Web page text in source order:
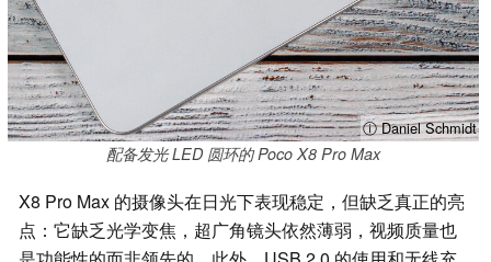
ⓘ Daniel Schmidt
配备发光 LED 圆环的 Poco X8 Pro Max
X8 Pro Max 的摄像头在日光下表现稳定，但缺乏真正的亮
点：它缺乏光学变焦，超广角镜头依然薄弱，视频质量也